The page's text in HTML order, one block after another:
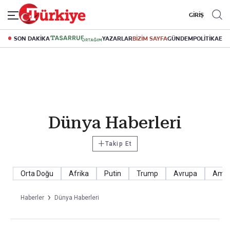
GİRİŞ
SON DAKİKA YAZARLARBİZİM SAYFAGÜNDEMPOLİTİKA
Dünya Haberleri
+Takip Et
Orta Doğu Afrika Putin Trump Avrupa
Haberler Dünya Haberleri